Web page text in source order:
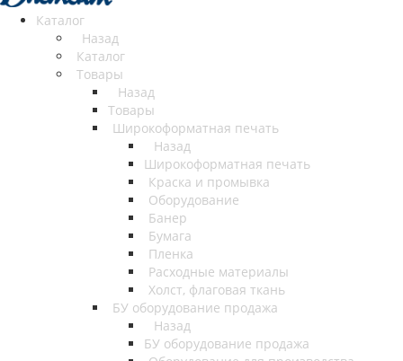
Каталог
Назад
Каталог
Товары
Назад
Товары
Широкоформатная печать
Назад
Широкоформатная печать
Краска и промывка
Оборудование
Банер
Бумага
Пленка
Расходные материалы
Холст, флаговая ткань
БУ оборудование продажа
Назад
БУ оборудование продажа